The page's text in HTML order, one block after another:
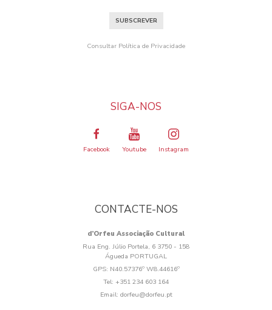
SUBSCREVER
Consultar Política de Privacidade
SIGA-NOS
Facebook Youtube Instagram
CONTACTE-NOS
d’Orfeu Associação Cultural
Rua Eng. Júlio Portela, 6 3750 - 158
Águeda PORTUGAL
GPS: N40.57376º W8.44616º
Tel: +351 234 603 164
Email: dorfeu@dorfeu.pt